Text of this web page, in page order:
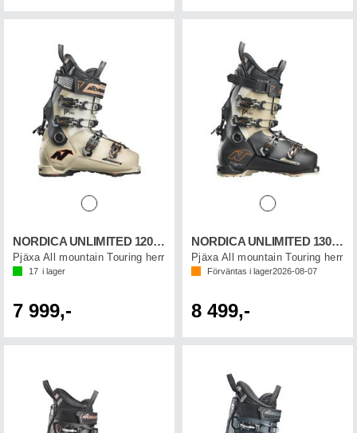
NORDICA UNLIMITED 120 DYN
Pjäxa All mountain Touring herr
17 i lager
7 999,-
NORDICA UNLIMITED 130 DYN
Pjäxa All mountain Touring herr
Förväntas i lager2026-08-07
8 499,-